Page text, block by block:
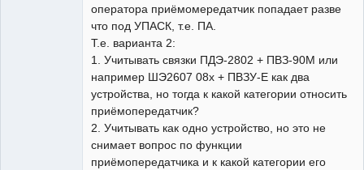
оператора приёмомередатчик попадает разве
что под УПАСК, т.е. ПА.
Т.е. варианта 2:
1. Учитывать связки ПДЭ-2802 + ПВЗ-90М или
например ШЭ2607 08х + ПВЗУ-Е как два
устройства, но тогда к какой категории относить
приёмопередатчик?
2. Учитывать как одно устройство, но это не
снимает вопрос по функции
приёмопередатчика и к какой категории его